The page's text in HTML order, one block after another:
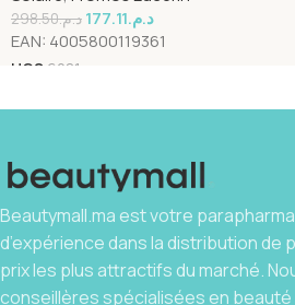
د.م.298.50 د.م.177.11
EAN: 4005800119361
UGS 6081
Beautymall.ma est votre
d’expérience dans la distribution
prix les plus attractifs du marché.
conseillères spécialisées en